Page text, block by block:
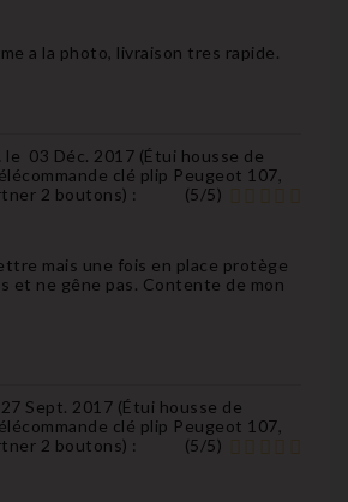
a la photo, livraison tres rapide.
le 03 Déc. 2017 (Étui housse de
clé plip Peugeot 107,
2 boutons) : (5/5)
mais une fois en place protège
et ne gêne pas. Contente de mon
27 Sept. 2017 (Étui housse de
clé plip Peugeot 107,
2 boutons) : (5/5)